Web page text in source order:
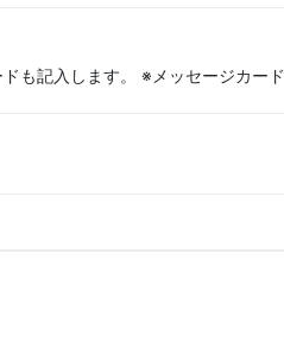
も記入します。 ※メッセージカード